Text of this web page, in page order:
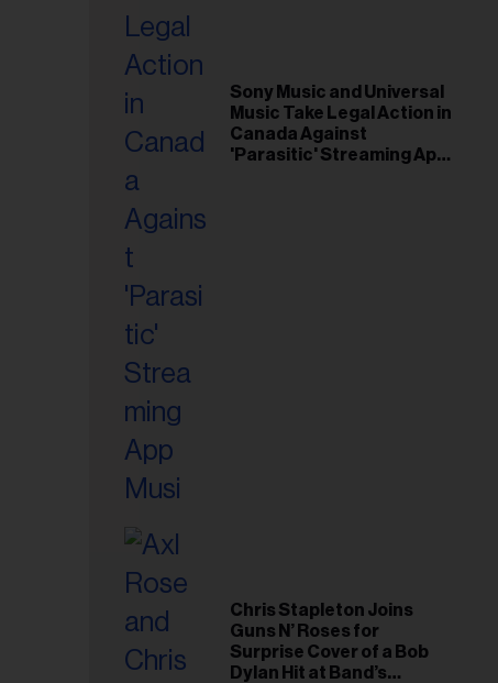
Sony Music and Universal
Music Take Legal Action in
Canada Against
'Parasitic' Streaming App
Chris Stapleton Joins
Guns N’ Roses for
Surprise Cover of a Bob
Dylan Hit at Band’s